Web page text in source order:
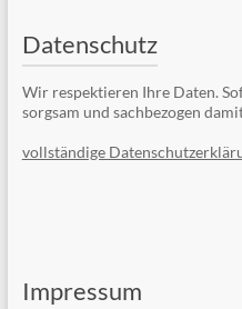
Datenschutz
Wir respektieren Ihre Daten.
sorgsam und sachbezogen
vollständige
Impressum